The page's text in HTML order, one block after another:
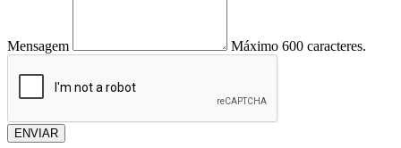
Mensagem Máximo 600 caracteres.
ENVIAR